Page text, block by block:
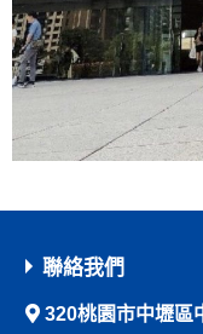
聯絡我們
320桃園市中壢區